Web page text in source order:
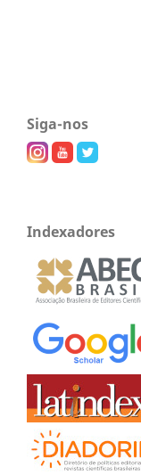
Siga-nos
Indexadores